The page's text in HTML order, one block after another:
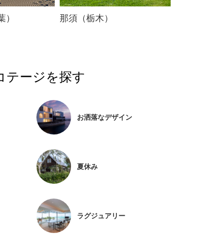
那須（栃木）
テージを探す
お洒落なデザイン
夏休み
ラグジュアリー